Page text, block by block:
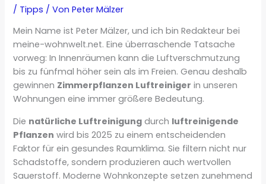
/ Tipps / VonPeter Mälzer
Mein Name ist Peter Mälzer, und ich bin Redakteur bei
meine-wohnwelt.net. Eine überraschende Tatsache
vorweg: In Innenräumen kann die Luftverschmutzung
bis zu fünfmal höher sein als im Freien. Genau deshalb
gewinnen Zimmerpflanzen Luftreiniger in unseren
Wohnungen eine immer größere Bedeutung.
Die natürliche Luftreinigung durch luftreinigende
Pflanzen wird bis 2025 zu einem entscheidenden
Faktor für ein gesundes Raumklima. Sie filtern nicht nur
Schadstoffe, sondern produzieren auch wertvollen
Sauerstoff. Moderne Wohnkonzepte setzen zunehmend